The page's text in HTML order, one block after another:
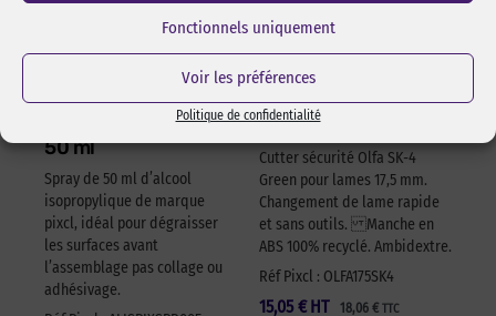
Fonctionnels uniquement
Voir les préférences
Politique de confidentialité
Alcool isopropylique
by-pixcl en spray de
50 ml
Spray de 50 ml d’alcool
isopropylique de marque
pixcl, idéal pour dégraisser
les surfaces avant
l’assemblage pas collage ou
adhésivage.
Cutter sécurité Olfa
17,5 mm SK-4 Green
Cutter sécurité Olfa SK-4
Green pour lames 17,5 mm.
Changement de lame rapide
et sans outils. Manche en
ABS 100% recyclé. Ambidextre.
Réf Pixcl : OLFA175SK4
15,05 € 18,06 € TTC
HT